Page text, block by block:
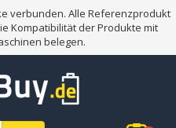
verbunden. Alle Referenzprodukt
Kompatibilität der Produkte mit
belegen.